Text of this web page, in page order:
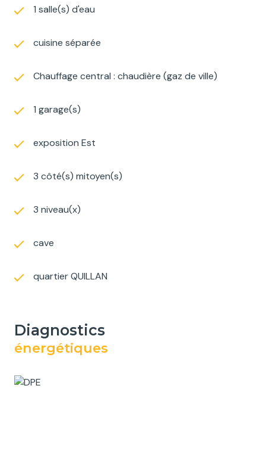
1 salle(s) d'eau
cuisine séparée
Chauffage central : chaudière (gaz de ville)
1 garage(s)
exposition Est
3 côté(s) mitoyen(s)
3 niveau(x)
cave
quartier QUILLAN
diagnostics
énergétiques